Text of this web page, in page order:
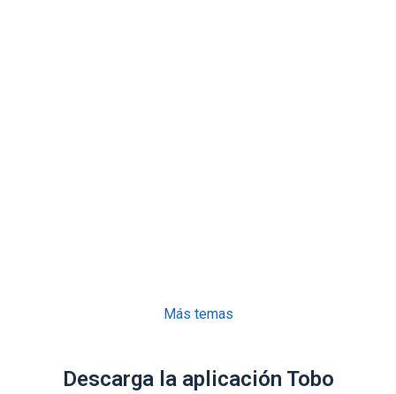
Más temas
Descarga la aplicación Tobo